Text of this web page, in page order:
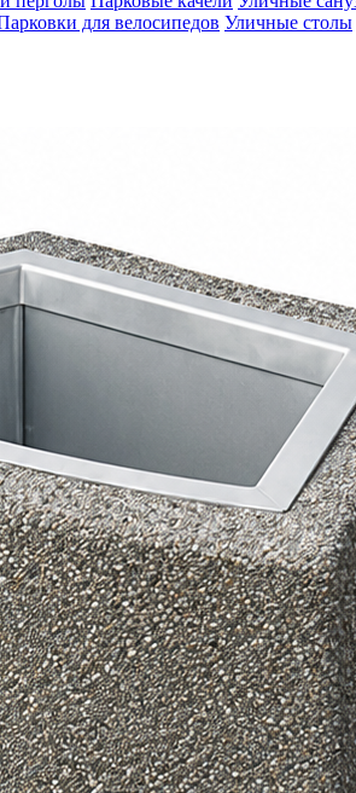
для велосипедов Уличные столы